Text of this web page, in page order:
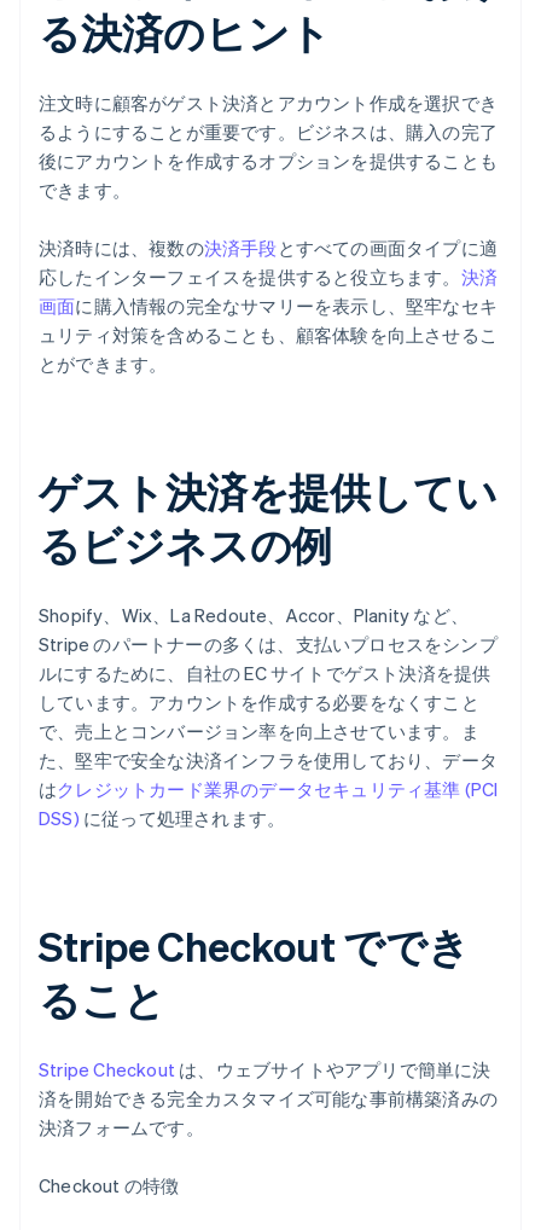
る決済のヒント
注文時に顧客がゲスト決済とアカウント作成を選択でき
るようにすることが重要です。ビジネスは、購入の完了
後にアカウントを作成するオプションを提供することも
できます。
決済時には、複数の決済手段とすべての画面タイプに適
応したインターフェイスを提供すると役立ちます。 決済
画面に購入情報の完全なサマリーを表示し、堅牢なセキ
ュリティ対策を含めることも、顧客体験を向上させるこ
とができます。
ゲスト決済を提供してい
るビジネスの例
Shopify、Wix、La Redoute、Accor、Planity など、
Stripe のパートナーの多くは、支払いプロセスをシンプ
ルにするために、自社の EC サイトでゲスト決済を提供
しています。アカウントを作成する必要をなくすこと
で、売上とコンバージョン率を向上させています。ま
た、堅牢で安全な決済インフラを使用しており、データ
はクレジットカード業界のデータセキュリティ基準 (PCI
DSS) に従って処理されます。
Stripe Checkout ででき
ること
Stripe Checkout は、ウェブサイトやアプリで簡単に決
済を開始できる完全カスタマイズ可能な事前構築済みの
決済フォームです。
Checkout の特徴